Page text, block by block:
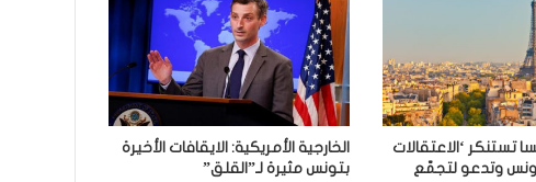
تستنكر ‘الاعتقالات
وتدعو لتجمّع
الخارجية الأمريكية: الايقافات الأخيرة
بتونس مثيرة لـ”القلق”